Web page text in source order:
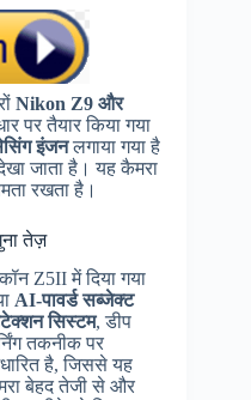
Nikon Z9 और
पर तैयार किया गया
इंजनलगाया गया है
जाता है। यह कैमरा
रखता है।
तेज़
Z5II में दिया गया
AI-पावर्ड सब्जेक्ट
सिस्टम, डीप
तकनीक पर
है, जिससे यह
बेहद तेजी से और